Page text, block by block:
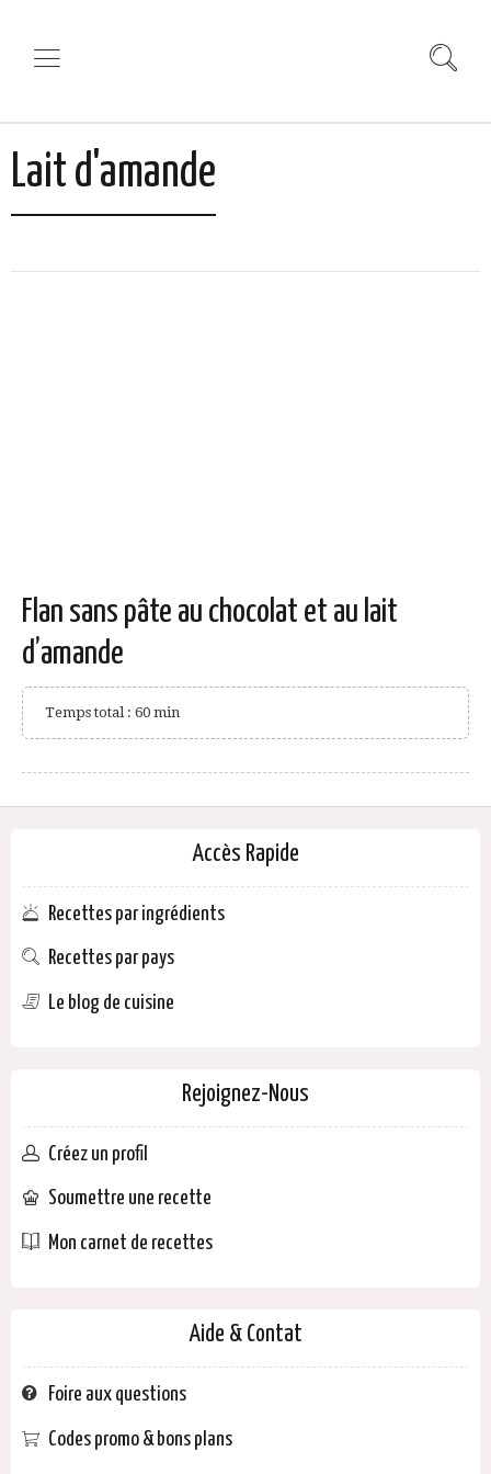
Lait d'amande
Flan sans pâte au chocolat et au lait
d’amande
Temps total : 60 min
Accès Rapide
Recettes par ingrédients
Recettes par pays
Le blog de cuisine
Rejoignez-Nous
Créez un profil
Soumettre une recette
Mon carnet de recettes
Aide & Contat
Foire aux questions
Codes promo & bons plans